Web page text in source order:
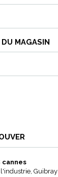
MAGASIN
cannes
Guibray